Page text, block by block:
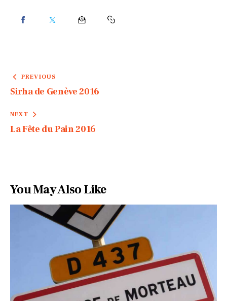
PREVIOUS
Sirha de Genève 2016
NEXT
La Fête du Pain 2016
You May Also Like